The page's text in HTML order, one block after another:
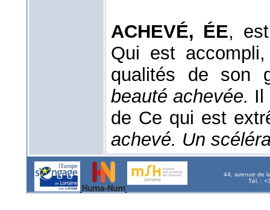
ACHEVÉ, ÉE,
Qui est
qualités de son
beauté achevée. Il
de Ce qui est
achevé. Un
44, avenue de
Tél. :